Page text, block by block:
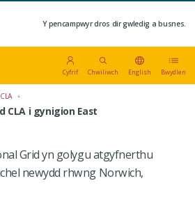
Y pencampwyr dros dir gwledig a busnes.
Cyfrif Chwiliwch English Bwydlen
CLA i gynigion East
Grid yn golygu atgyfnerthu
newydd rhwng Norwich,